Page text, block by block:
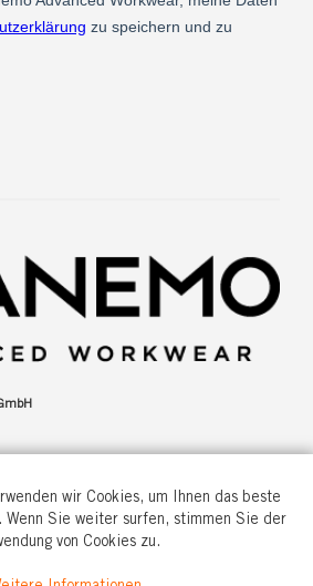
wir Cookies, um Ihnen das beste
Sie weiter surfen, stimmen Sie der
von Cookies zu.